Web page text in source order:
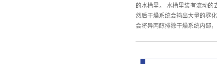
的水槽里。 水槽里装有流动的
然后干燥系统会输出大量的雾
会将异丙醇排除干燥系统内部